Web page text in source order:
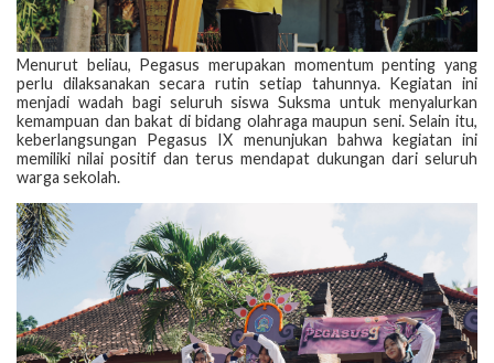
Menurut beliau, Pegasus merupakan momentum penting yang
perlu dilaksanakan secara rutin setiap tahunnya. Kegiatan ini
menjadi wadah bagi seluruh siswa Suksma untuk menyalurkan
kemampuan dan bakat di bidang olahraga maupun seni. Selain itu,
keberlangsungan Pegasus IX menunjukan bahwa kegiatan ini
memiliki nilai positif dan terus mendapat dukungan dari seluruh
warga sekolah.